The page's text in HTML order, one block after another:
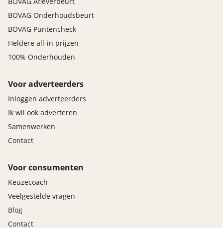
BOVAG Onderhoudsbeurt
BOVAG Puntencheck
Heldere all-in prijzen
100% Onderhouden
Voor adverteerders
Inloggen adverteerders
Ik wil ook adverteren
Samenwerken
Contact
Voor consumenten
Keuzecoach
Veelgestelde vragen
Blog
Contact